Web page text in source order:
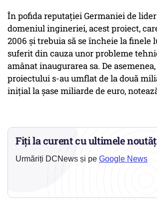
În pofida reputaţiei Germaniei de
domeniul ingineriei, acest proiect,
2006 şi trebuia să se încheie la finele
suferit din cauza unor probleme
amânat inaugurarea sa. De
proiectului s-au umflat de la două
iniţial la şase miliarde de euro,
Fiți la curent cu ultimele
Urmăriți DCNews și pe Google News